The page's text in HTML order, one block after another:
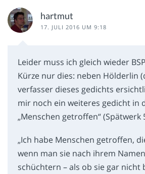
hartmut
17. JULI 2016 UM 9:18
Leider muss ich gleich wieder
Kürze nur dies: neben Hölderlin
verfasser dieses gedichts
mir noch ein weiteres gedicht in
„Menschen getroffen“ (Spätwerk
„Ich habe Menschen getroffen,
wenn man sie nach ihrem
schüchtern – als ob sie gar nicht